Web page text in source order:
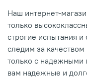
Наш интернет-
только
строгие испытания
следим за
только с надежными
вам надежные и